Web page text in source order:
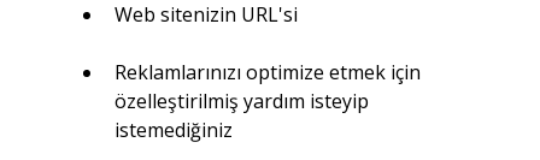
Web sitenizin URL'si
Reklamlarınızı optimize etmek için
özelleştirilmiş yardım isteyip
istemediğiniz